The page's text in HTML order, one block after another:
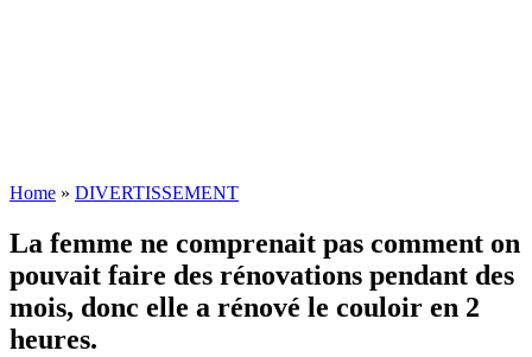
Home » DIVERTISSEMENT
La femme ne comprenait pas comment on
pouvait faire des rénovations pendant des
mois, donc elle a rénové le couloir en 2
heures.